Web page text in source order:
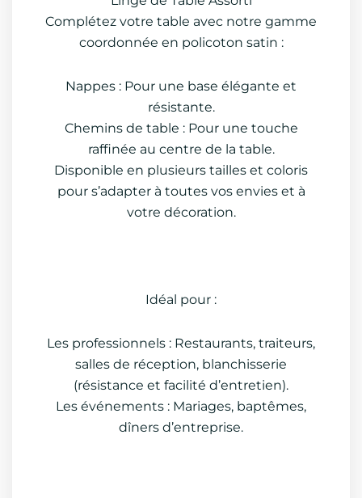
Complétez votre table avec notre gamme
coordonnée en policoton satin :
Nappes : Pour une base élégante et
résistante.
Chemins de table : Pour une touche
raffinée au centre de la table.
Disponible en plusieurs tailles et coloris
pour s’adapter à toutes vos envies et à
votre décoration.
Idéal pour :
Les professionnels : Restaurants, traiteurs,
salles de réception, blanchisserie
(résistance et facilité d’entretien).
Les événements : Mariages, baptêmes,
dîners d’entreprise.